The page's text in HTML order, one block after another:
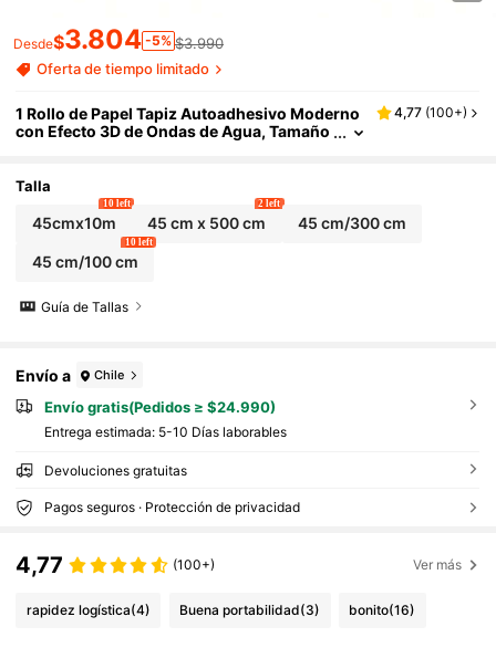
Desde$3.804 -5% $3.990
Oferta de tiempo limitado
1 Rollo de Papel Tapiz Autoadhesivo Moderno
con Efecto 3D de Ondas de Agua, Tamaño
esprendimiento, Adecuado para Sala de Estar,
Cocina, Dormitorio, Decoración de Dormitorio
y Renovación de Muebles Decoración del Hog
4,77 (100+)
Talla
45cmx10m
10 left
45 cm x 500 cm
2 left
45 cm/300 cm
45 cm/100 cm
10 left
Guía de Tallas
Envío a Chile
Envío gratis(Pedidos ≥ $24.990)
Entrega estimada: 5-10 Días laborables
Devoluciones gratuitas
Pagos seguros · Protección de privacidad
4,77 (100+) Ver más
rapidez logística(4) Buena portabilidad(3) bonito(16)